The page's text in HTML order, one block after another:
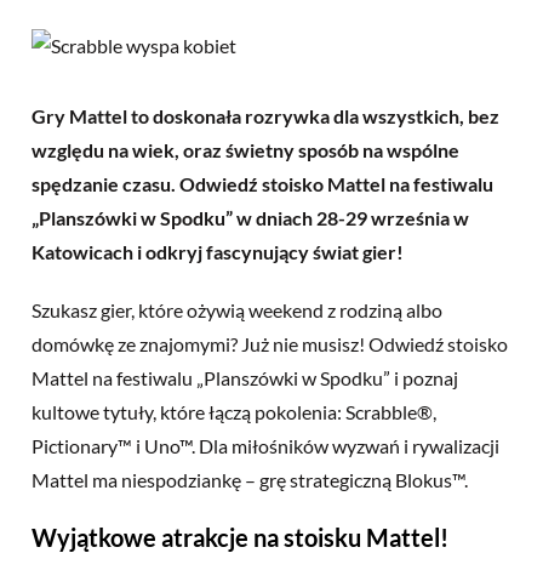
Gry Mattel to doskonała rozrywka dla wszystkich, bez
względu na wiek, oraz świetny sposób na wspólne
spędzanie czasu. Odwiedź stoisko Mattel na festiwalu
„Planszówki w Spodku” w dniach 28-29 września w
Katowicach i odkryj fascynujący świat gier!
Szukasz gier, które ożywią weekend z rodziną albo
domówkę ze znajomymi? Już nie musisz! Odwiedź stoisko
Mattel na festiwalu „Planszówki w Spodku” i poznaj
kultowe tytuły, które łączą pokolenia: Scrabble®,
Pictionary™ i Uno™. Dla miłośników wyzwań i rywalizacji
Mattel ma niespodziankę – grę strategiczną Blokus™.
Wyjątkowe atrakcje na stoisku Mattel!